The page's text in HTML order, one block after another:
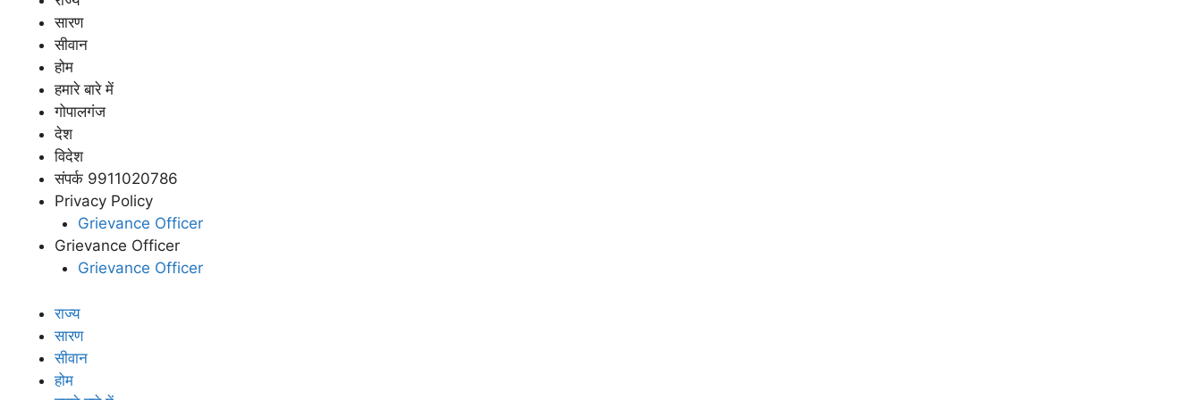
सारण
सीवान
होम
हमारे बारे में
गोपालगंज
देश
विदेश
संपर्क 9911020786
Privacy Policy
Grievance Officer
Grievance Officer
Grievance Officer
राज्य
सारण
सीवान
होम